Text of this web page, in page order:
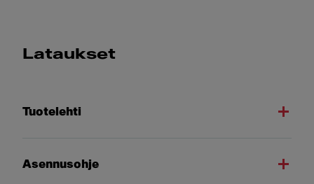
Lataukset
Tuotelehti
Asennusohje